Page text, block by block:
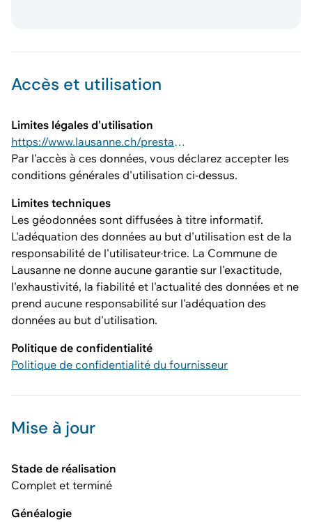
Accès et utilisation
Limites légales d'utilisation
https://www.lausanne.ch/prestations/cadastre/geodonnees-acquisition-utilisation.html#1-generalites-0
Par l'accès à ces données, vous déclarez accepter les
conditions générales d'utilisation ci-dessus.
Limites techniques
Les géodonnées sont diffusées à titre informatif.
L'adéquation des données au but d'utilisation est de la
responsabilité de l'utilisateur·trice. La Commune de
Lausanne ne donne aucune garantie sur l'exactitude,
l'exhaustivité, la fiabilité et l'actualité des données et ne
prend aucune responsabilité sur l'adéquation des
données au but d'utilisation.
Politique de confidentialité
Politique de confidentialité du fournisseur
Mise à jour
Stade de réalisation
Complet et terminé
Généalogie